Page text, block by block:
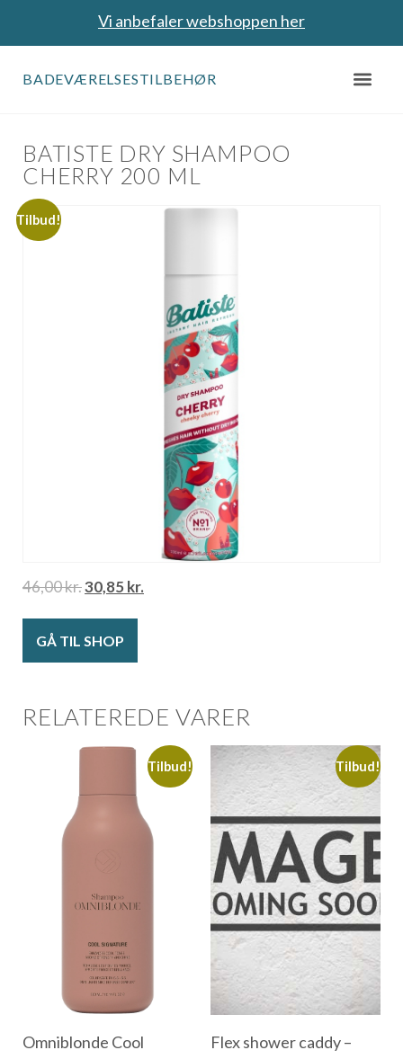
Vi anbefaler webshoppen her
BADEVÆRELSESTILBEHØR
BATISTE DRY SHAMPOO
CHERRY 200 ML
Tilbud!
46,00kr.30,85kr.
GÅ TIL SHOP
RELATEREDE VARER
Tilbud!
Omniblonde Cool
Tilbud!
Flex shower caddy –